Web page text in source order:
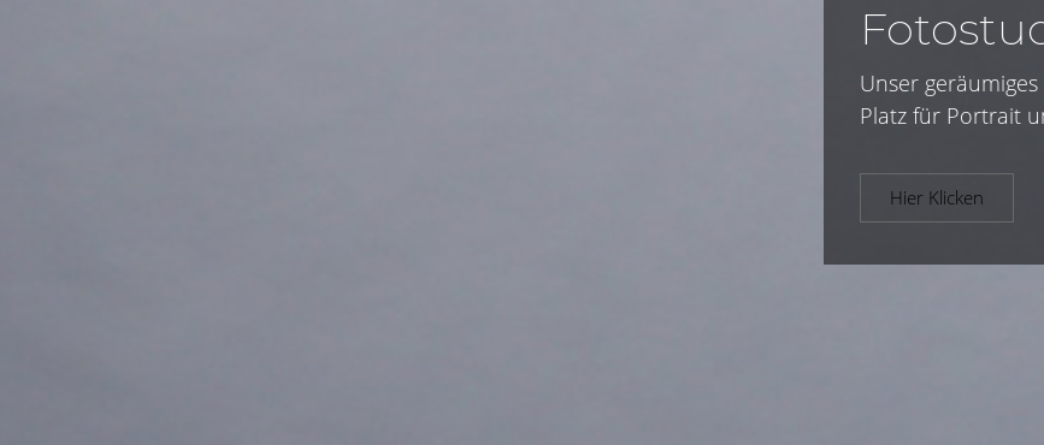
Unser
Platz für Portrait
Hier Klicken